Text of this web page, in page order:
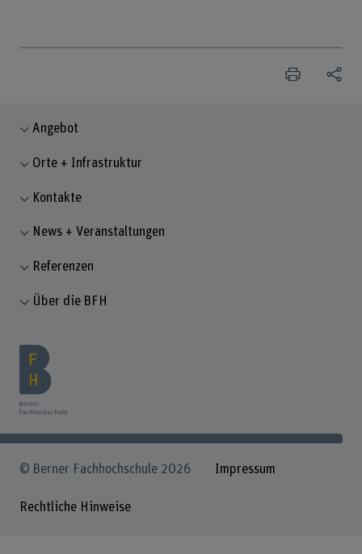
Angebot
Orte + Infrastruktur
Kontakte
News + Veranstaltungen
Referenzen
Über die BFH
© Berner Fachhochschule 2026 Impressum
Rechtliche Hinweise